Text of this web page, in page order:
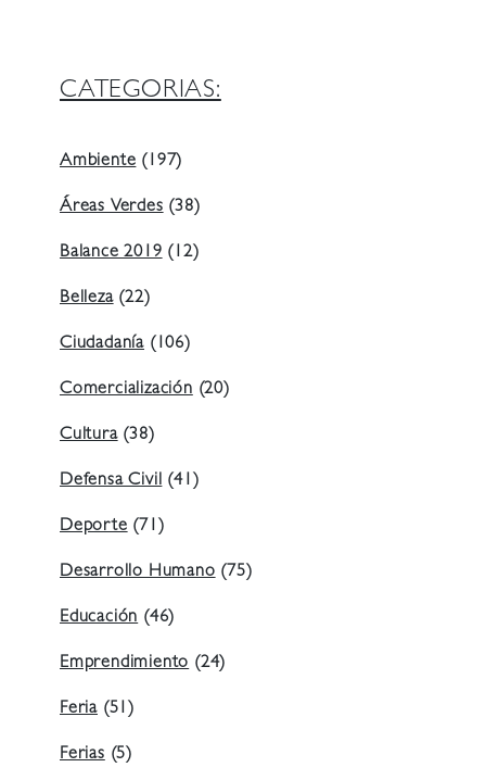
CATEGORIAS:
Ambiente (197)
Áreas Verdes (38)
Balance 2019 (12)
Belleza(22)
Ciudadanía (106)
Comercialización (20)
Cultura(38)
Defensa Civil (41)
Deporte (71)
Desarrollo Humano (75)
Educación (46)
Emprendimiento (24)
Feria (51)
Ferias (5)